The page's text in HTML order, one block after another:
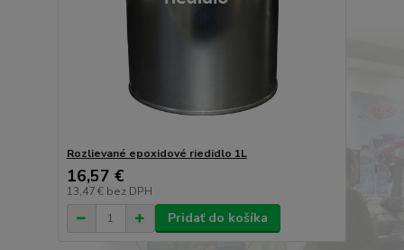
Rozlievané epoxidové riedidlo 1L
16,57 €
13,47 € bez DPH
Pridať do košíka